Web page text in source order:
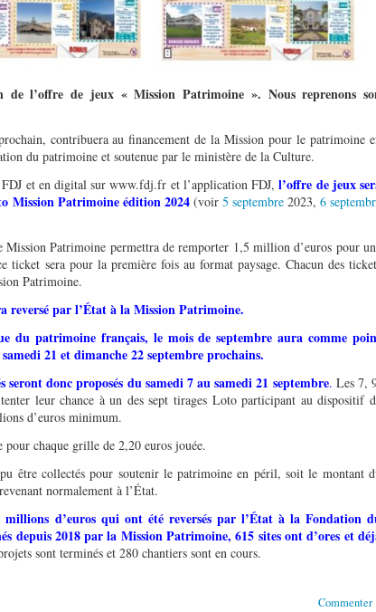
de l’offre de jeux « Mission Patrimoine ». Nous reprenons
contribuera au financement de la Mission pour le patrimoine
du patrimoine et soutenue par le ministère de la Culture.
FDJ et en digital sur www.fdj.fr et l’application FDJ,l’offre de jeux
Mission Patrimoine édition 2024 (voir 5 septembre2023, 6
Mission Patrimoine permettra de remporter 1,5 million d’euros pour
ticket sera pour la première fois au format paysage. Chacun des
Patrimoine.
reversé par l’État à la Mission Patrimoine.
du patrimoine français, le mois de septembre aura comme
21 et dimanche 22 septembre prochains.
donc proposés du samedi 7 au samedi 21 septembre. Les 7,
leur chance à un des sept tirages Loto participant au dispositif
d’euros minimum.
chaque grille de 2,20 euros jouée.
être collectés pour soutenir le patrimoine en péril, soit le montant
normalement à l’État.
millions d’euros qui ont été reversés par l’État à la Fondation
depuis 2018 par la Mission Patrimoine, 615 sites ont d’ores et
sont terminés et 280 chantiers sont en cours.
Commenter